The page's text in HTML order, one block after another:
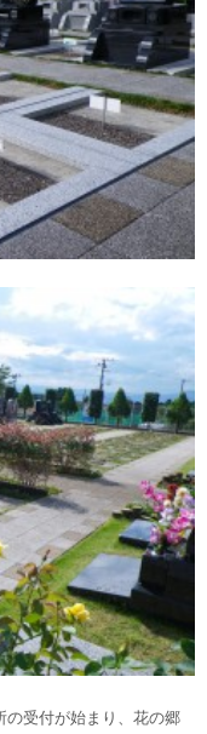
受付が始まり、花の郷